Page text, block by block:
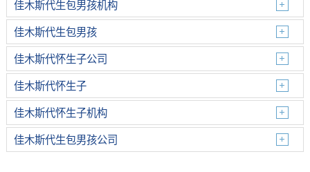
佳木斯代生包男孩机构
佳木斯代生包男孩
佳木斯代怀生子公司
佳木斯代怀生子
佳木斯代怀生子机构
佳木斯代生包男孩公司